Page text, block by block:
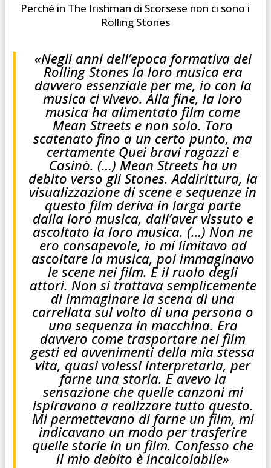
Perché in The Irishman di Scorsese non ci sono i
Rolling Stones
«Negli anni dell’epoca formativa dei
Rolling Stones la loro musica era
davvero essenziale per me, io con la
musica ci vivevo. Alla fine, la loro
musica ha alimentato film come
Mean Streets e non solo. Toro
scatenato fino a un certo punto, ma
certamente Quei bravi ragazzi e
Casinò. (…) Mean Streets ha un
debito verso gli Stones. Addirittura, la
visualizzazione di scene e sequenze in
questo film deriva in larga parte
dalla loro musica, dall’aver vissuto e
ascoltato la loro musica. (…) Non ne
ero consapevole, io mi limitavo ad
ascoltare la musica, poi immaginavo
le scene nei film. E il ruolo degli
attori. Non si trattava semplicemente
di immaginare la scena di una
carrellata sul volto di una persona o
una sequenza in macchina. Era
davvero come trasportare nei film
gesti ed avvenimenti della mia stessa
vita, quasi volessi interpretarla, per
farne una storia. E avevo la
sensazione che quelle canzoni mi
ispiravano a realizzare tutto questo.
Mi permettevano di farne un film, mi
indicavano un modo per trasferire
quelle storie in un film. Confesso che
il mio debito è incalcolabile»